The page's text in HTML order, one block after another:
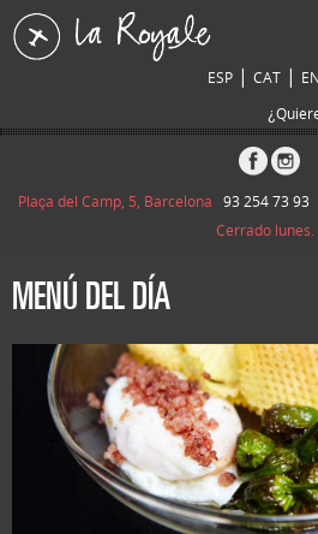
ESP| CAT|
Plaça del Camp, 5, Barcelona 93 254 73 93
Cerrado lunes.
MENÚ DEL DÍA